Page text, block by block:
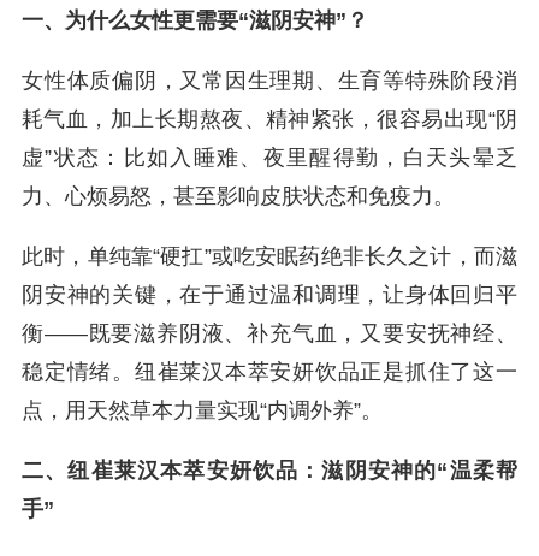
一、为什么女性更需要“滋阴安神”？
女性体质偏阴，又常因生理期、生育等特殊阶段消
耗气血，加上长期熬夜、精神紧张，很容易出现“阴
虚”状态：比如入睡难、夜里醒得勤，白天头晕乏
力、心烦易怒，甚至影响皮肤状态和免疫力。
此时，单纯靠“硬扛”或吃安眠药绝非长久之计，而滋
阴安神的关键，在于通过温和调理，让身体回归平
衡——既要滋养阴液、补充气血，又要安抚神经、
稳定情绪。纽崔莱汉本萃安妍饮品正是抓住了这一
点，用天然草本力量实现“内调外养”。
二、纽崔莱汉本萃安妍饮品：滋阴安神的“温柔帮
手”